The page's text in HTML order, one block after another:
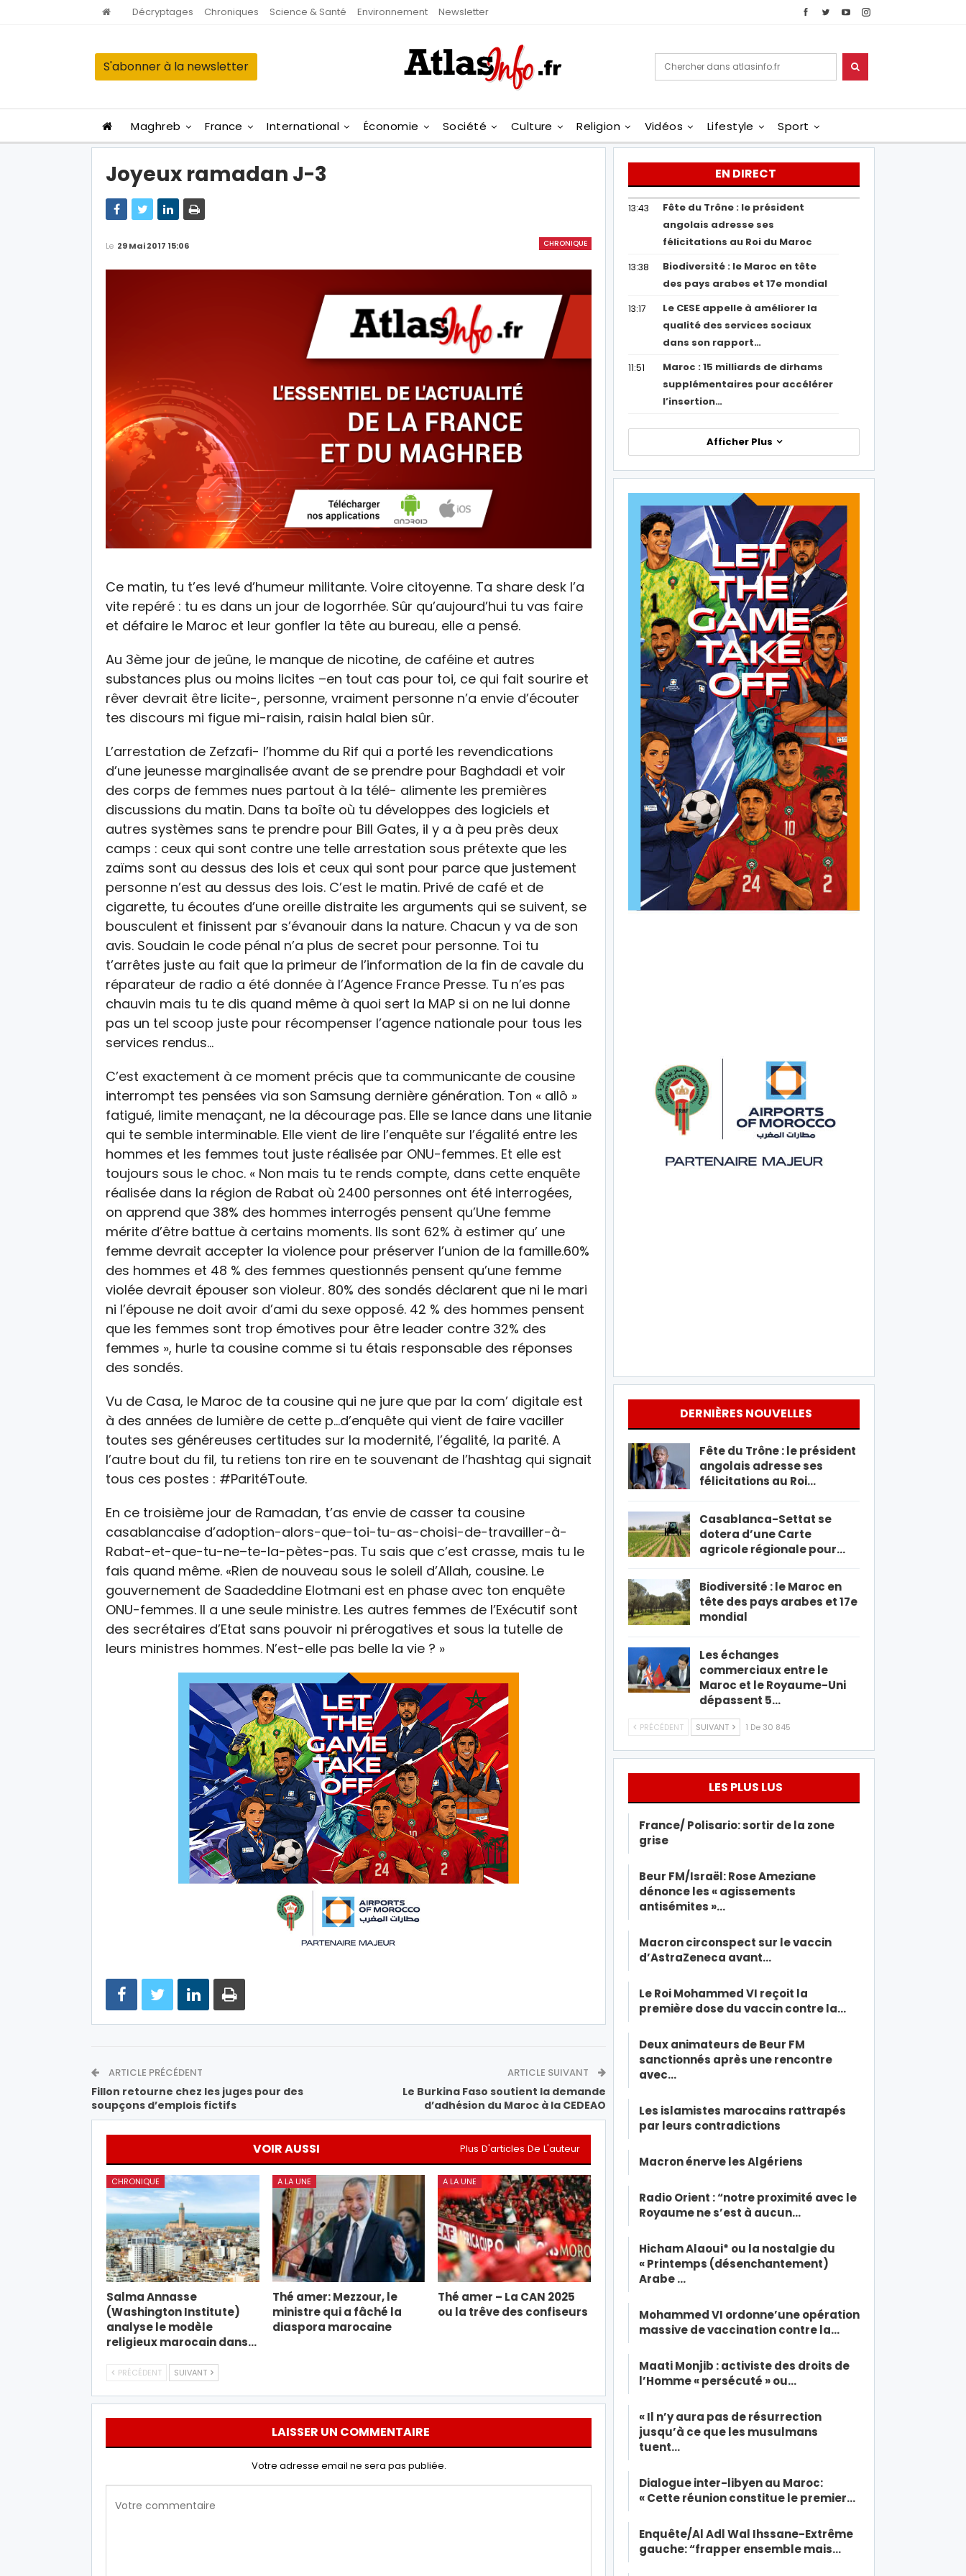
Décryptages Chroniques Science & Santé Environnement Newsletter
S'abonner à la newsletter
Maghreb France International Économie Société Culture Religion Vidéos Lifestyle Sport
Joyeux ramadan J-3
CHRONIQUE
Le 29 Mai 2017 15:06
Ce matin, tu t’es levé d’humeur militante. Voire citoyenne. Ta share desk l’a
vite repéré : tu es dans un jour de logorrhée. Sûr qu’aujourd’hui tu vas faire
et défaire le Maroc et leur gonfler la tête au bureau, elle a pensé.
Au 3ème jour de jeûne, le manque de nicotine, de caféine et autres
substances plus ou moins licites –en tout cas pour toi, ce qui fait sourire et
rêver devrait être licite-, personne, vraiment personne n’a envie d’écouter
tes discours mi figue mi-raisin, raisin halal bien sûr.
L’arrestation de Zefzafi- l’homme du Rif qui a porté les revendications
d’une jeunesse marginalisée avant de se prendre pour Baghdadi et voir
des corps de femmes nues partout à la télé- alimente les premières
discussions du matin. Dans ta boîte où tu développes des logiciels et
autres systèmes sans te prendre pour Bill Gates, il y a à peu près deux
camps : ceux qui sont contre une telle arrestation sous prétexte que les
zaïms sont au dessus des lois et ceux qui sont pour parce que justement
personne n’est au dessus des lois. C’est le matin. Privé de café et de
cigarette, tu écoutes d’une oreille distraite les arguments qui se suivent, se
bousculent et finissent par s’évanouir dans la nature. Chacun y va de son
avis. Soudain le code pénal n’a plus de secret pour personne. Toi tu
t’arrêtes juste au fait que la primeur de l’information de la fin de cavale du
réparateur de radio a été donnée à l’Agence France Presse. Tu n’es pas
chauvin mais tu te dis quand même à quoi sert la MAP si on ne lui donne
pas un tel scoop juste pour récompenser l’agence nationale pour tous les
services rendus…
C’est exactement à ce moment précis que ta communicante de cousine
interrompt tes pensées via son Samsung dernière génération. Ton « allô »
fatigué, limite menaçant, ne la décourage pas. Elle se lance dans une litanie
qui te semble interminable. Elle vient de lire l’enquête sur l’égalité entre les
hommes et les femmes tout juste réalisée par ONU-femmes. Et elle est
toujours sous le choc. « Non mais tu te rends compte, dans cette enquête
réalisée dans la région de Rabat où 2400 personnes ont été interrogées,
on apprend que 38% des hommes interrogés pensent qu’Une femme
mérite d’être battue à certains moments. Ils sont 62% à estimer qu’ une
femme devrait accepter la violence pour préserver l’union de la famille.60%
des hommes et 48 % des femmes questionnés pensent qu’une femme
violée devrait épouser son violeur. 80% des sondés déclarent que ni le mari
ni l’épouse ne doit avoir d’ami du sexe opposé. 42 % des hommes pensent
que les femmes sont trop émotives pour être leader contre 32% des
femmes », hurle ta cousine comme si tu étais responsable des réponses
des sondés.
Vu de Casa, le Maroc de ta cousine qui ne jure que par la com’ digitale est
à des années de lumière de cette p…d’enquête qui vient de faire vaciller
toutes ses généreuses certitudes sur la modernité, l’égalité, la parité. A
l’autre bout du fil, tu retiens ton rire en te souvenant de l’hashtag qui signait
tous ces postes : #ParitéToute.
En ce troisième jour de Ramadan, t’as envie de casser ta cousine
casablancaise d’adoption-alors-que-toi-tu-as-choisi-de-travailler-à-
Rabat-et-que-tu-ne–te-la-pètes-pas. Tu sais que c’est crasse, mais tu le
fais quand même. «Rien de nouveau sous le soleil d’Allah, cousine. Le
gouvernement de Saadeddine Elotmani est en phase avec ton enquête
ONU-femmes. Il a une seule ministre. Les autres femmes de l’Exécutif sont
des secrétaires d’Etat sans pouvoir ni prérogatives et sous la tutelle de
leurs ministres hommes. N’est-elle pas belle la vie ? »
ARTICLE PRÉCÉDENT
Fillon retourne chez les juges pour des
soupçons d’emplois fictifs
ARTICLE SUIVANT
Le Burkina Faso soutient la demande
d’adhésion du Maroc à la CEDEAO
VOIR AUSSI Plus D'articles De L'auteur
CHRONIQUE
Salma Annasse
(Washington Institute)
analyse le modèle
religieux marocain dans…
A LA UNE
Thé amer: Mezzour, le
ministre qui a fâché la
diaspora marocaine
A LA UNE
Thé amer – La CAN 2025
ou la trêve des confiseurs
PRÉCÉDENT SUIVANT
LAISSER UN COMMENTAIRE
Votre adresse email ne sera pas publiée.
EN DIRECT
13:43
Fête du Trône : le président
angolais adresse ses
félicitations au Roi du Maroc
13:38
Biodiversité : le Maroc en tête
des pays arabes et 17e mondial
13:17
Le CESE appelle à améliorer la
qualité des services sociaux
dans son rapport…
11:51
Maroc : 15 milliards de dirhams
supplémentaires pour accélérer
l’insertion…
Afficher Plus
DERNIÈRES NOUVELLES
Fête du Trône : le président
angolais adresse ses
félicitations au Roi…
Casablanca-Settat se
dotera d’une Carte
agricole régionale pour…
Biodiversité : le Maroc en
tête des pays arabes et 17e
mondial
Les échanges
commerciaux entre le
Maroc et le Royaume-Uni
dépassent 5…
PRÉCÉDENT SUIVANT 1 De 30 845
LES PLUS LUS
France/ Polisario: sortir de la zone
grise
Beur FM/Israël: Rose Ameziane
dénonce les « agissements
antisémites »…
Macron circonspect sur le vaccin
d’AstraZeneca avant…
Le Roi Mohammed VI reçoit la
première dose du vaccin contre la…
Deux animateurs de Beur FM
sanctionnés après une rencontre
avec…
Les islamistes marocains rattrapés
par leurs contradictions
Macron énerve les Algériens
Radio Orient : “notre proximité avec le
Royaume ne s’est à aucun…
Hicham Alaoui* ou la nostalgie du
« Printemps (désenchantement)
Arabe …
Mohammed VI ordonne’une opération
massive de vaccination contre la…
Maati Monjib : activiste des droits de
l’Homme « persécuté » ou…
« Il n’y aura pas de résurrection
jusqu’à ce que les musulmans
tuent…
Dialogue inter-libyen au Maroc:
« Cette réunion constitue le premier…
Enquête/Al Adl Wal Ihssane-Extrême
gauche: “frapper ensemble mais…